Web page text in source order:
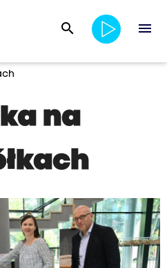
search menu
na